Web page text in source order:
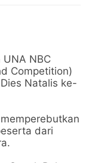
NBC
Competition)
Natalis ke-
dari